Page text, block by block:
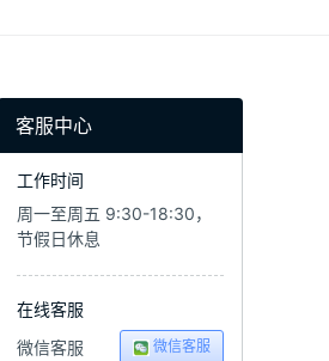
客服中心
工作时间
周一至周五 9:30-18:30，
节假日休息
在线客服
微信客服
微信客服